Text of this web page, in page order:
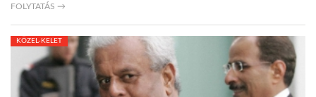
FOLYTATÁS →
KÖZEL-KELET